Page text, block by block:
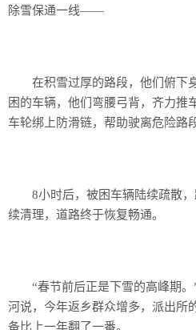
除雪保通一线——
在积雪过厚的路段，他们俯下
困的车辆，他们弯腰弓背，齐力推
车轮绑上防滑链，帮助驶离危险
8小时后，被困车辆陆续疏散
续清理，道路终于恢复畅通。
“春节前后正是下雪的高峰期
河说，今年返乡群众增多，派出所
备比上一年翻了一番。